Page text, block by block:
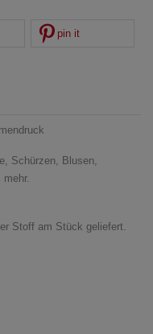
pin it
Schürzen, Blusen,
mehr.
Stoff am Stück geliefert.